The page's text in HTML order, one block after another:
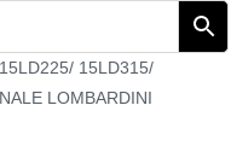
15LD225/ 15LD315/
LOMBARDINI